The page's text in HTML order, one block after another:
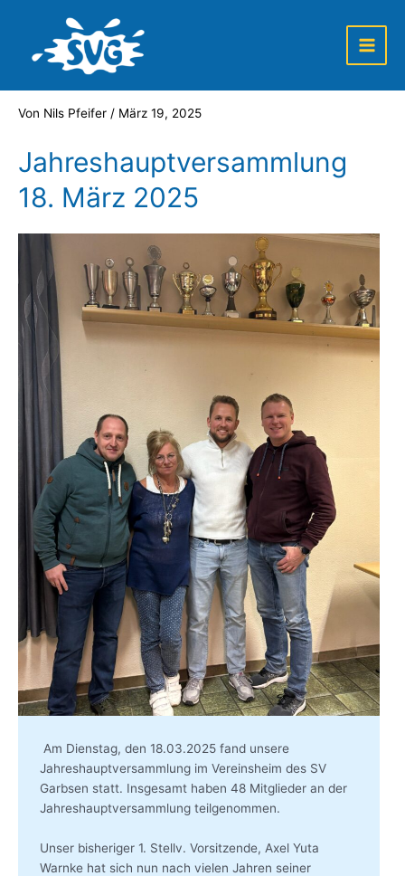
springen
Menu
Von Nils Pfeifer / März 19, 2025
Jahreshauptversammlung
18. März 2025
Am Dienstag, den 18.03.2025 fand unsere
Jahreshauptversammlung im Vereinsheim des SV
Garbsen statt. Insgesamt haben 48 Mitglieder an der
Jahreshauptversammlung teilgenommen.
Unser bisheriger 1. Stellv. Vorsitzende, Axel Yuta
Warnke hat sich nun nach vielen Jahren seiner
navigation